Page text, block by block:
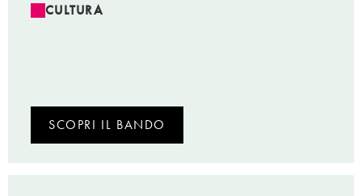
CULTURA
SCOPRI IL BANDO